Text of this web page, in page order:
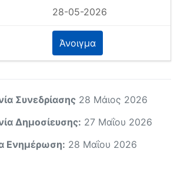
28-05-2026
Άνοιγμα
Συνεδρίασης 28 Μάιος 2026
Δημοσίευσης: 27 Μαΐου 2026
Ενημέρωση: 28 Μαΐου 2026